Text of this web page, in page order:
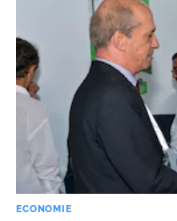
ECONOMIE